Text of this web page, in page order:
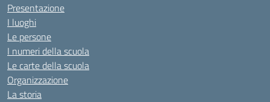
Presentazione
I luoghi
Le persone
I numeri della scuola
Le carte della scuola
Organizzazione
La storia